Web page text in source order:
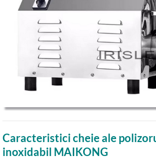
Caracteristici cheie ale
inoxidabil MAIKONG